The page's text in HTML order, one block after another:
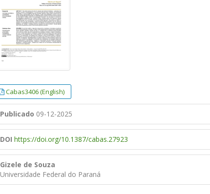
Cabas3406 (English)
Publicado 09-12-2025
DOI https://doi.org/10.1387/cabas.27923
Gizele de Souza
Universidade Federal do Paraná